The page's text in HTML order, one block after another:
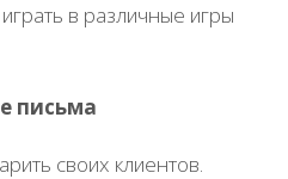
в различные игры
письма
своих клиентов.